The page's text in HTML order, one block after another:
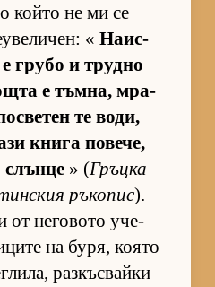
който не ми се
« На­ис­
грубо и трудно
е тъм­на, мра­
те во­ди,
книга по­ве­че,
» (Гръцка
ръ­ко­пис).
от не­го­вото уче­
на бу­ря, ко­ято
раз­къс­вайки